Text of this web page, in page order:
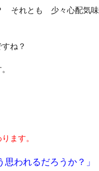
それとも 少々心配気味
すね？
。
ます。
われるだろうか？」